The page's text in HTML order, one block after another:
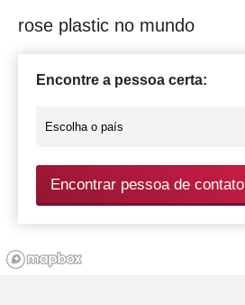
rose plastic no mundo
Encontre a pessoa certa:
Encontrar pessoa de contato